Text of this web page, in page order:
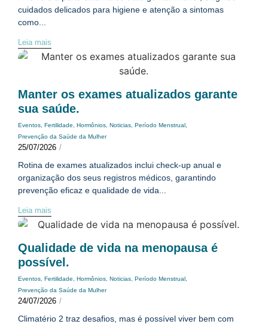
cuidados delicados para higiene e atenção a sintomas
como...
Leia mais
Manter os exames atualizados garante
sua saúde.
Eventos Fertilidade Hormônios Noticias Período Menstrual
Prevenção da Saúde da Mulher
25/07/2026 /
Rotina de exames atualizados inclui check-up anual e
organização dos seus registros médicos, garantindo
prevenção eficaz e qualidade de vida...
Leia mais
Qualidade de vida na menopausa é
possível.
Eventos Fertilidade Hormônios Noticias Período Menstrual
Prevenção da Saúde da Mulher
24/07/2026 /
Climatério 2 traz desafios, mas é possível viver bem com